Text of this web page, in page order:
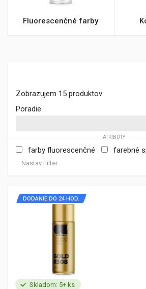
Fluorescenčné farby
Zobrazujem 15 produktov
Poradie:
ATRIBÚTY
farby fluorescenčné farebné
Nastav Filter
Skladom: 5+ ks
DODANIE DO 24 HOD.